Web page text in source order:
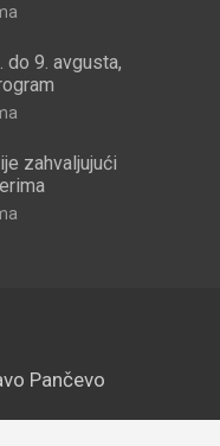
do 9. avgusta,
zahvaljujući
Pančevo